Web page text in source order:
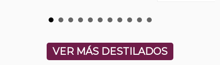
VER MÁS DESTILADOS